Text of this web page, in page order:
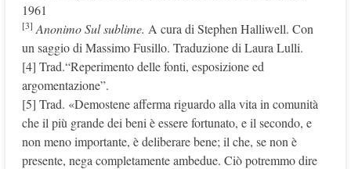
1961
[3] Anonimo Sul sublime. A cura di Stephen Halliwell. Con
un saggio di Massimo Fusillo. Traduzione di Laura Lulli.
[4] Trad.“Reperimento delle fonti, esposizione ed
argomentazione”.
[5] Trad. «Demostene afferma riguardo alla vita in comunità
che il più grande dei beni è essere fortunato, e il secondo, e
non meno importante, è deliberare bene; il che, se non è
presente, nega completamente ambedue. Ciò potremmo dire